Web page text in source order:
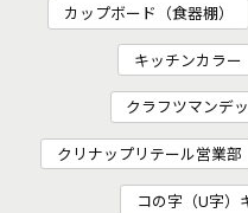
カップボード（食器棚）
キッチンカラー
クラフツマンデ
クリナップリテール営業部
コの字（U字）